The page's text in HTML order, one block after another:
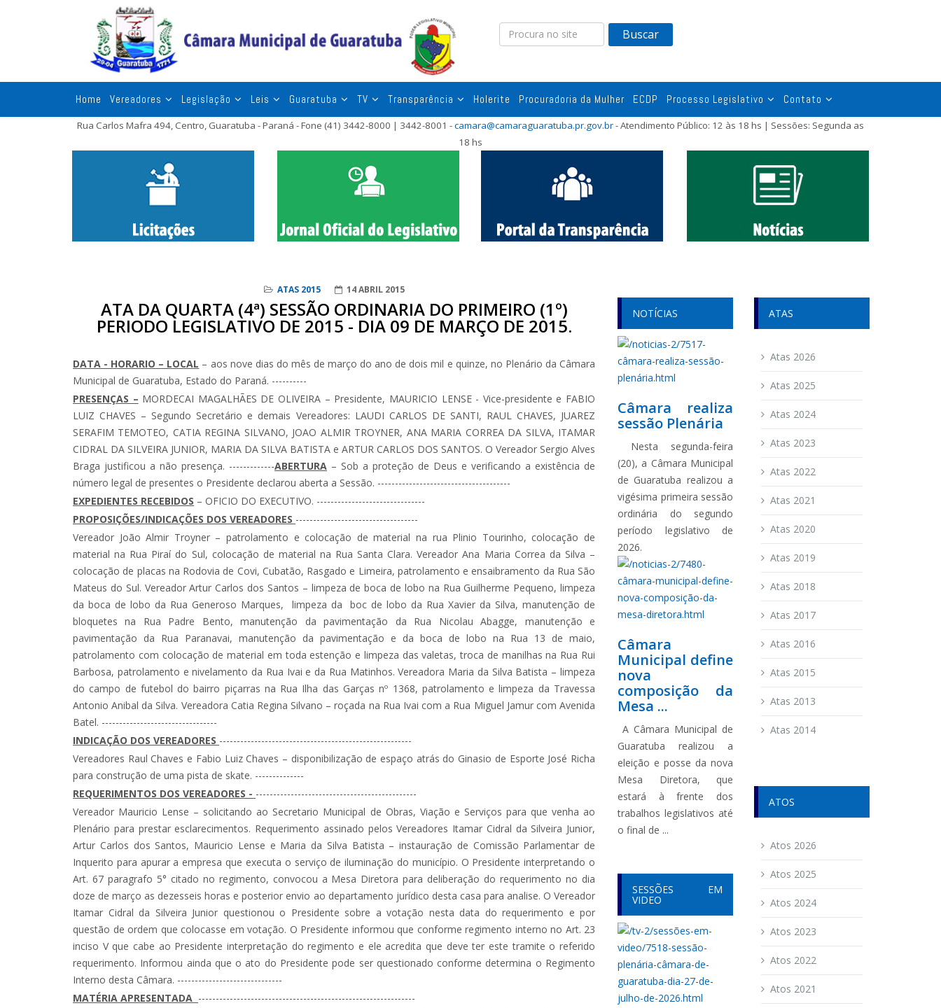
Buscar
Home Vereadores Legislação Leis Guaratuba TV Transparência Holerite Procuradoria da Mulher ECDP Processo Legislativo Contato
Rua Carlos Mafra 494, Centro, Guaratuba - Paraná - Fone (41) 3442-8000 | 3442-8001 -camara@camaraguaratuba.pr.gov.br- Atendimento Público: 12 às 18 hs | Sessões: Segunda as
18 hs
ATAS 2015 14 ABRIL 2015
ATA DA QUARTA (4ª) SESSÃO ORDINARIA DO PRIMEIRO (1º)
PERIODO LEGISLATIVO DE 2015 - DIA 09 DE MARÇO DE 2015.
DATA - HORARIO – LOCAL – aos nove dias do mês de março do ano de dois mil e quinze, no Plenário da Câmara
Municipal de Guaratuba, Estado do Paraná. ----------
PRESENÇAS – MORDECAI MAGALHÃES DE OLIVEIRA – Presidente, MAURICIO LENSE - Vice-presidente e FABIO
LUIZ CHAVES – Segundo Secretário e demais Vereadores: LAUDI CARLOS DE SANTI, RAUL CHAVES, JUAREZ
SERAFIM TEMOTEO, CATIA REGINA SILVANO, JOAO ALMIR TROYNER, ANA MARIA CORREA DA SILVA, ITAMAR
CIDRAL DA SILVEIRA JUNIOR, MARIA DA SILVA BATISTA e ARTUR CARLOS DOS SANTOS. O Vereador Sergio Alves
Braga justificou a não presença. -------------ABERTURA – Sob a proteção de Deus e verificando a existência de
número legal de presentes o Presidente declarou aberta a Sessão. --------------------------------------
EXPEDIENTES RECEBIDOS – OFICIO DO EXECUTIVO. -------------------------------
PROPOSIÇÕES/INDICAÇÕES DOS VEREADORES -----------------------------------
Vereador João Almir Troyner – patrolamento e colocação de material na rua Plinio Tourinho, colocação de
material na Rua Piraí do Sul, colocação de material na Rua Santa Clara. Vereador Ana Maria Correa da Silva –
colocação de placas na Rodovia de Covi, Cubatão, Rasgado e Limeira, patrolamento e ensaibramento da Rua São
Mateus do Sul. Vereador Artur Carlos dos Santos – limpeza de boca de lobo na Rua Guilherme Pequeno, limpeza
da boca de lobo da Rua Generoso Marques, limpeza da boc de lobo da Rua Xavier da Silva, manutenção de
bloquetes na Rua Padre Bento, manutenção da pavimentação da Rua Nicolau Abagge, manutenção e
pavimentação da Rua Paranavai, manutenção da pavimentação e da boca de lobo na Rua 13 de maio,
patrolamento com colocação de material em toda estenção e limpeza das valetas, troca de manilhas na Rua Rui
Barbosa, patrolamento e nivelamento da Rua Ivai e da Rua Matinhos. Vereadora Maria da Silva Batista – limpeza
do campo de futebol do bairro piçarras na Rua Ilha das Garças nº 1368, patrolamento e limpeza da Travessa
Antonio Anibal da Silva. Vereadora Catia Regina Silvano – roçada na Rua Ivai com a Rua Miguel Jamur com Avenida
Batel. ---------------------------------
INDICAÇÃO DOS VEREADORES -------------------------------------------------------
Vereadores Raul Chaves e Fabio Luiz Chaves – disponibilização de espaço atrás do Ginasio de Esporte José Richa
para construção de uma pista de skate. --------------
REQUERIMENTOS DOS VEREADORES - ----------------------------------------------
Vereador Mauricio Lense – solicitando ao Secretario Municipal de Obras, Viação e Serviços para que venha ao
Plenário para prestar esclarecimentos. Requerimento assinado pelos Vereadores Itamar Cidral da Silveira Junior,
Artur Carlos dos Santos, Mauricio Lense e Maria da Silva Batista – instauração de Comissão Parlamentar de
Inquerito para apurar a empresa que executa o serviço de iluminação do município. O Presidente interpretando o
Art. 67 paragrafo 5° citado no regimento, convocou a Mesa Diretora para deliberação do requerimento no dia
doze de março as dezesseis horas e posterior envio ao departamento jurídico desta casa para analise. O Vereador
Itamar Cidral da Silveira Junior questionou o Presidente sobre a votação nesta data do requerimento e por
questão de ordem que colocasse em votação. O Presidente informou que conforme regimento interno no Art. 23
inciso V que cabe ao Presidente interpretação do regimento e ele acredita que deve ter este tramite o referido
requerimento. Informou ainda que o ato do Presidente pode ser questionado conforme determina o Regimento
Interno desta Câmara. ------------------------------
MATÉRIA APRESENTADA --------------------------------------------------------------
NOTÍCIAS
Câmara realiza
sessão Plenária
Nesta segunda-feira
(20), a Câmara Municipal
de Guaratuba realizou a
vigésima primeira sessão
ordinária do segundo
período legislativo de
2026.
Câmara
Municipal define
nova
composição da
Mesa ...
A Câmara Municipal de
Guaratuba realizou a
eleição e posse da nova
Mesa Diretora, que
estará à frente dos
trabalhos legislativos até
o final de ...
SESSÕES EM
VIDEO
ATAS
Atas 2026
Atas 2025
Atas 2024
Atas 2023
Atas 2022
Atas 2021
Atas 2020
Atas 2019
Atas 2018
Atas 2017
Atas 2016
Atas 2015
Atas 2013
Atas 2014
ATOS
Atos 2026
Atos 2025
Atos 2024
Atos 2023
Atos 2022
Atos 2021